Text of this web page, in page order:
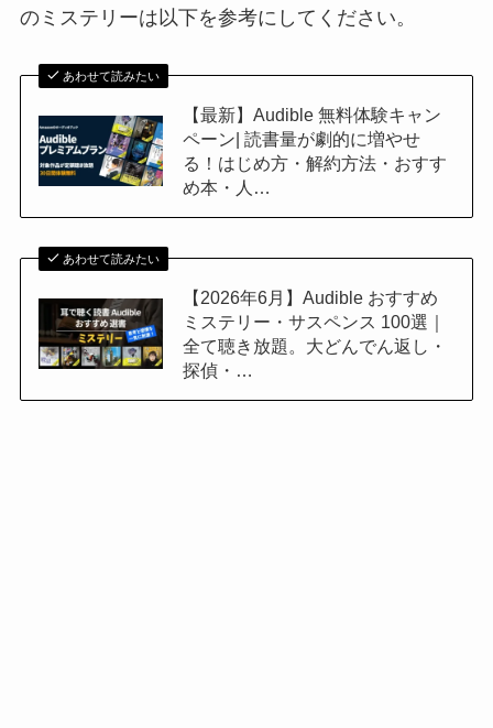
のミステリーは以下を参考にしてください。
あわせて読みたい
【最新】Audible 無料体験キャン
ペーン| 読書量が劇的に増やせ
る！はじめ方・解約方法・おすす
め本・人…
あわせて読みたい
【2026年6月】Audible おすすめ
ミステリー・サスペンス 100選｜
全て聴き放題。大どんでん返し・
探偵・…